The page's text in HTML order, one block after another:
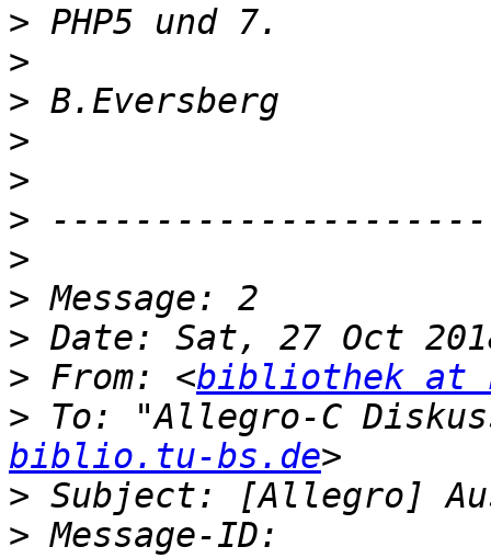
>
>
>
>
>
>
>
>
>
> From: <bibliothek at
> To: "Allegro-C
biblio.tu-bs.de
>
> Message-ID: